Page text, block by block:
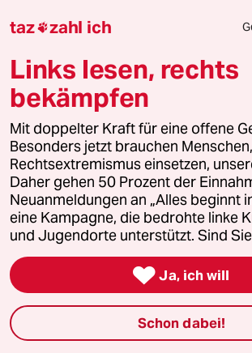
Die Seitenwende
Stellen
Presse
Unterstützen
abo
genossenschaft
taz zahl ich
Links lesen, rechts
bekämpfen
Mit doppelter Kraft für eine offene
Besonders jetzt brauchen
Rechtsextremismus einsetzen,
Daher gehen 50 Prozent der
Neuanmeldungen an „Alles beginnt
eine Kampagne, die bedrohte linke
und Jugendorte unterstützt. Sind
 Ja, ich will
Schon dabei!